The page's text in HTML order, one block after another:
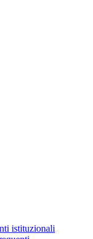
istituzionali